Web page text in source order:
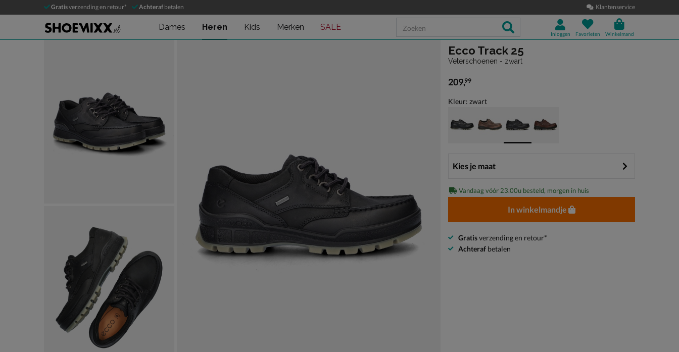
Gratisverzending en retour* Achteraf betalen Klantenservice
Dames Heren Kids Merken SALE
Inloggen Favorieten Winkelmand
Ecco Track 25
Veterschoenen
Ecco Track 25
Veterschoenen - zwart
€ 209,99
209,99
Kleur: zwart
Kies je maat
Vandaag vóór 23.00u besteld, morgen in huis
In winkelmandje
Gratisverzending en retour*
Achteraf betalen